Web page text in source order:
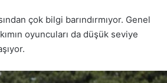
çok bilgi barındırmıyor. Genel
oyuncuları da düşük seviye